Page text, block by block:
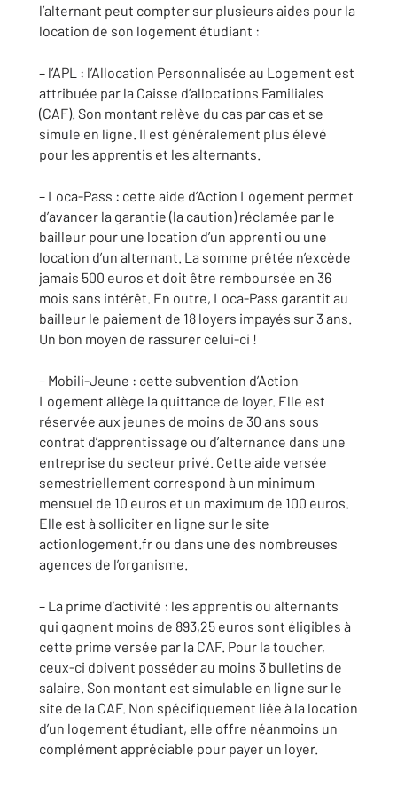
l’alternant peut compter sur plusieurs aides pour la
location de son logement étudiant :
– l’APL : l’Allocation Personnalisée au Logement est
attribuée par la Caisse d’allocations Familiales
(CAF). Son montant relève du cas par cas et se
simule en ligne. Il est généralement plus élevé
pour les apprentis et les alternants.
– Loca-Pass : cette aide d’Action Logement permet
d’avancer la garantie (la caution) réclamée par le
bailleur pour une location d’un apprenti ou une
location d’un alternant. La somme prêtée n’excède
jamais 500 euros et doit être remboursée en 36
mois sans intérêt. En outre, Loca-Pass garantit au
bailleur le paiement de 18 loyers impayés sur 3 ans.
Un bon moyen de rassurer celui-ci !
– Mobili-Jeune : cette subvention d’Action
Logement allège la quittance de loyer. Elle est
réservée aux jeunes de moins de 30 ans sous
contrat d’apprentissage ou d’alternance dans une
entreprise du secteur privé. Cette aide versée
semestriellement correspond à un minimum
mensuel de 10 euros et un maximum de 100 euros.
Elle est à solliciter en ligne sur le site
actionlogement.fr ou dans une des nombreuses
agences de l’organisme.
– La prime d’activité : les apprentis ou alternants
qui gagnent moins de 893,25 euros sont éligibles à
cette prime versée par la CAF. Pour la toucher,
ceux-ci doivent posséder au moins 3 bulletins de
salaire. Son montant est simulable en ligne sur le
site de la CAF. Non spécifiquement liée à la location
d’un logement étudiant, elle offre néanmoins un
complément appréciable pour payer un loyer.